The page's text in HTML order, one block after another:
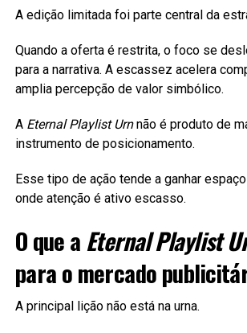
A edição limitada foi parte central da
Quando a oferta é restrita, o foco se
para a narrativa. A escassez acelera
amplia percepção de valor simbólico.
A Eternal Playlist Urnnão é produto de
instrumento de posicionamento.
Esse tipo de ação tende a ganhar
onde atenção é ativo escasso.
O que a Eternal Playlist
para o mercado
A principal lição não está na urna.